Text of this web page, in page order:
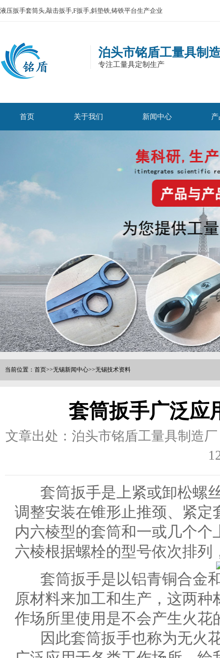
液压扳手套筒头,敲击扳手,F扳手,斜垫铁,铸铁平台生产企业
泊头市铭盾工量具制
专注工量具定制生产
首页 关于我们 新闻中心
当前位置： 首页>>无锡新闻中心>>无锡技术资料
套筒扳手广泛应
文章出处：泊头市铭盾工量具制造
套筒扳手是上紧或卸松螺
调整安装在锥形止推颈、紧
内六棱型的套筒和一或几个
六棱根据螺栓的型号依次排列
套筒扳手是以铝青铜合金
原材料来加工和生产，这两
作场所里使用是不会产生火花
因此套筒扳手也称为无火